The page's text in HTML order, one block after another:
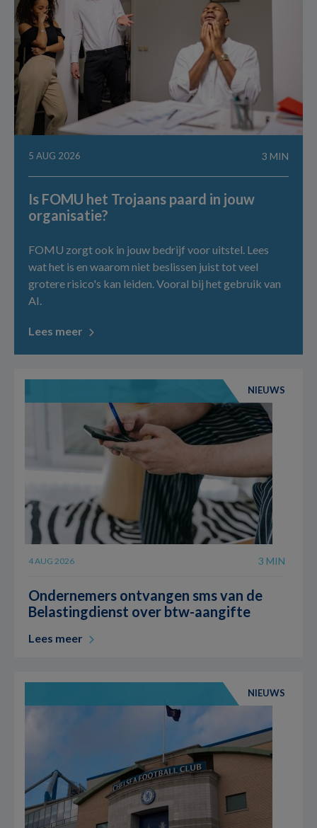
5 AUG 2026 3 MIN
Is FOMU het Trojaans paard in jouw
organisatie?
FOMU zorgt ook in jouw bedrijf voor uitstel. Lees
wat het is en waarom niet beslissen juist tot veel
grotere risico's kan leiden. Vooral bij het gebruik van
AI.
Lees meer
NIEUWS
4 AUG 2026 3 MIN
Ondernemers ontvangen sms van de
Belastingdienst over btw-aangifte
Lees meer
NIEUWS